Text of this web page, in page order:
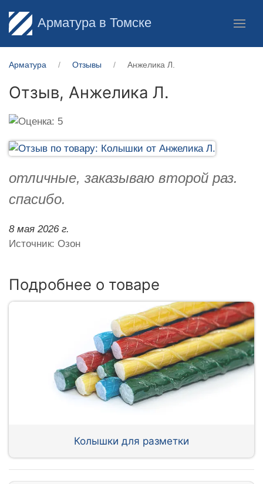
Арматура в Томске
Арматура Отзывы Анжелика Л.
Отзыв, Анжелика Л.
отличные, заказываю второй раз.
спасибо.
8 мая 2026 г.
Источник: Озон
Подробнее о товаре
Колышки для разметки